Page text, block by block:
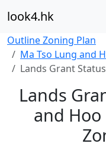
look4.hk
Outline Zoning Plan
Ma Tso Lung and
Lands Grant Status
Lands
and